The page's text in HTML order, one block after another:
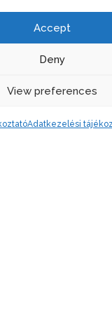
Accept
Deny
View preferences
Adatkezelési